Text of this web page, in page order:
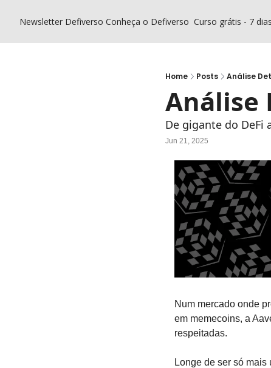
Newsletter Defiverso Conheça o Defiverso Curso grátis - 7
Home Posts Análise
Análise
De gigante do DeFi
Jun 21, 2025
Num mercado onde
em memecoins, a
respeitadas.
Longe de ser só